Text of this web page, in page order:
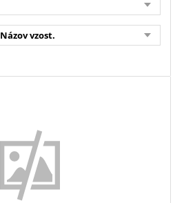
Názov vzost.